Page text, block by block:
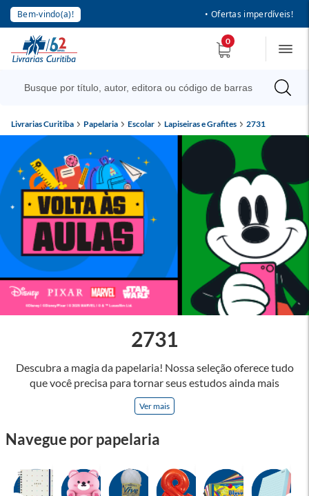
Bem-vindo(a)! • Ofertas imperdíveis!
0
Livrarias Curitiba Papelaria Escolar Lapiseiras e Grafites 2731
Descubra a magia da papelaria! Nossa seleção oferece tudo
que você precisa para tornar seus estudos ainda mais
inspiradores e produtos que tornarão sua rotina profissional
mais eficiente e agradável. Abrace a arte de escrever,
cores, ideias e possibilidades. Tenha certeza, temos a
encantadora! Seja para estudantes em busca do material
perfeito para suas aulas, profissionais que buscam organizar
Ver mais
2731
Navegue por papelaria